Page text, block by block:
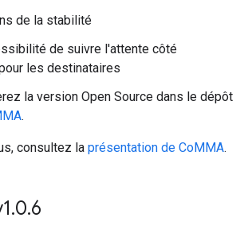
de la stabilité
de suivre l'attente côté
les destinataires
la version Open Source dans le dépôt
.
consultez la présentation de CoMMA.
.0.6